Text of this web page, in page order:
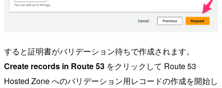
すると証明書がバリデーション待ちで作成されます。
Create records in Route 53 をクリックして Route 53
Hosted Zone へのバリデーション用レコードの作成を開始し